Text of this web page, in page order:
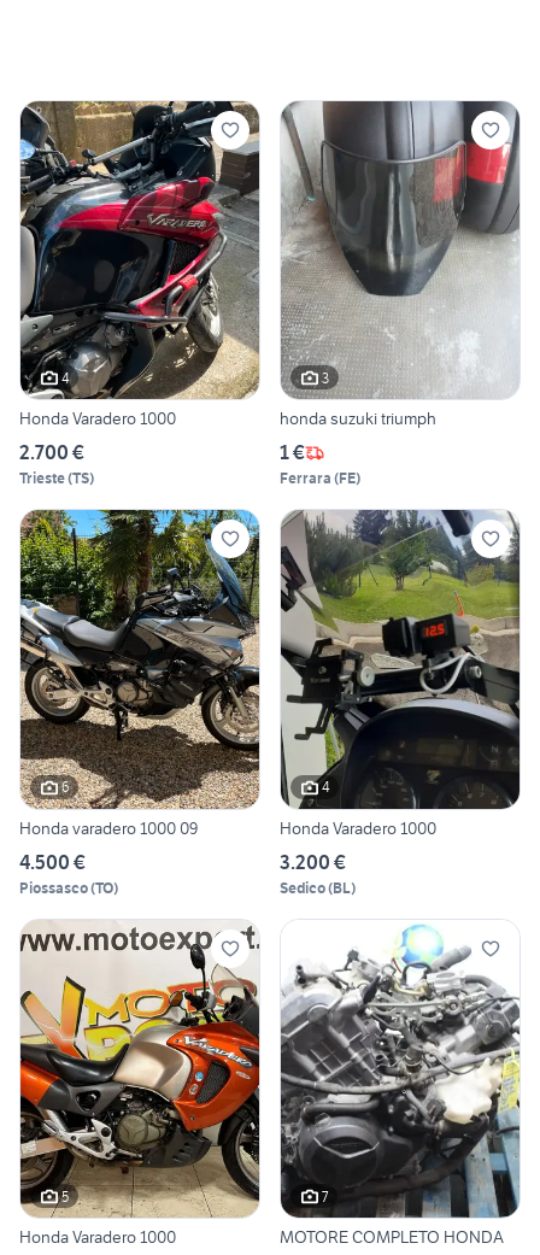
4
Honda Varadero 1000
2.700 €
Trieste(TS)
3
honda suzuki triumph
1 €
Ferrara (FE)
6
Honda varadero 1000 09
4.500 €
Piossasco(TO)
4
Honda Varadero 1000
3.200 €
Sedico(BL)
5
Honda Varadero 1000
7
MOTORE COMPLETO HONDA